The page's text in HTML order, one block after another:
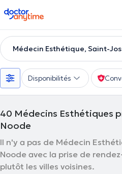
doctoranytime
Médecin Esthétique, Saint-
Disponibilités
40 Médecins Esthétiques
Noode
Il n'y a pas de Médecin
Noode avec la prise de
plutôt les villes voisines.